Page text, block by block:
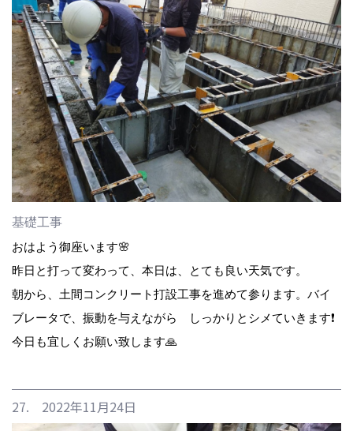
基礎工事
おはよう御座います🌸
昨日と打って変わって、本日は、とても良い天気です。
朝から、土間コンクリート打設工事を進めて参ります。バイ
ブレータで、振動を与えながら しっかりとシメていきます❗️
今日も宜しくお願い致します🙏
27. 2022年11月24日